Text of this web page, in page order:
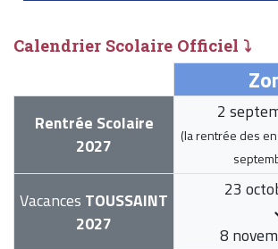
Calendrier Scolaire Officiel ⤵
Rentrée Scolaire
2027
2
(la rentrée des
Vacances TOUSSAINT
2027
23
8